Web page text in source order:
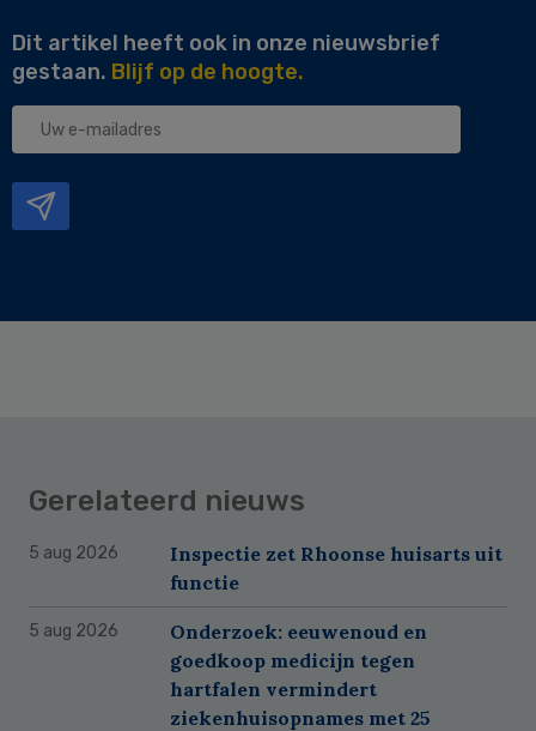
Dit artikel heeft ook in onze nieuwsbrief
gestaan. Blijf op de hoogte.
Uw
Gerelateerd nieuws
5 aug 2026
Inspectie zet Rhoonse huisarts uit
functie
5 aug 2026
Onderzoek: eeuwenoud en
goedkoop medicijn tegen
hartfalen vermindert
ziekenhuisopnames met 25